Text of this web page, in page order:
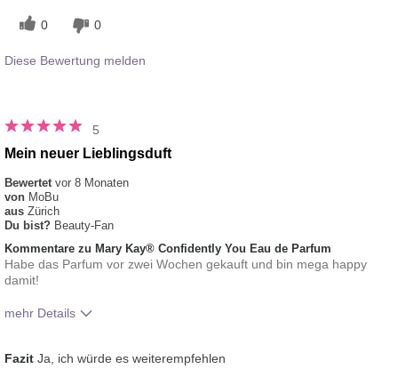
0 0
Diese Bewertung melden
5
Mein neuer Lieblingsduft
Bewertet vor 8 Monaten
von MoBu
aus Zürich
Du bist? Beauty-Fan
Kommentare zu Mary Kay® Confidently You Eau de Parfum
Habe das Parfum vor zwei Wochen gekauft und bin mega happy
damit!
mehr Details
am besten beschreiben?
Fazit Ja, ich würde es weiterempfehlen